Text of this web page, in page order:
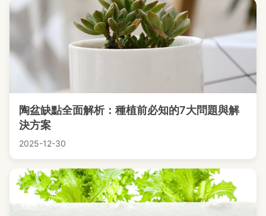
陶盆缺點全面解析：種植前必知的7大問題與解
決方案
2025-12-30